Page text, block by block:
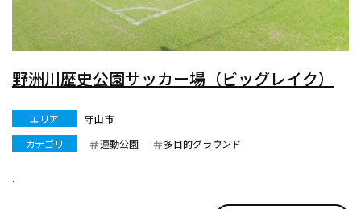
野洲川歴史公園サッカー場（ビッグレイク）
エリア
守山市
カテゴリ
運動公園 多目的グラウンド
.